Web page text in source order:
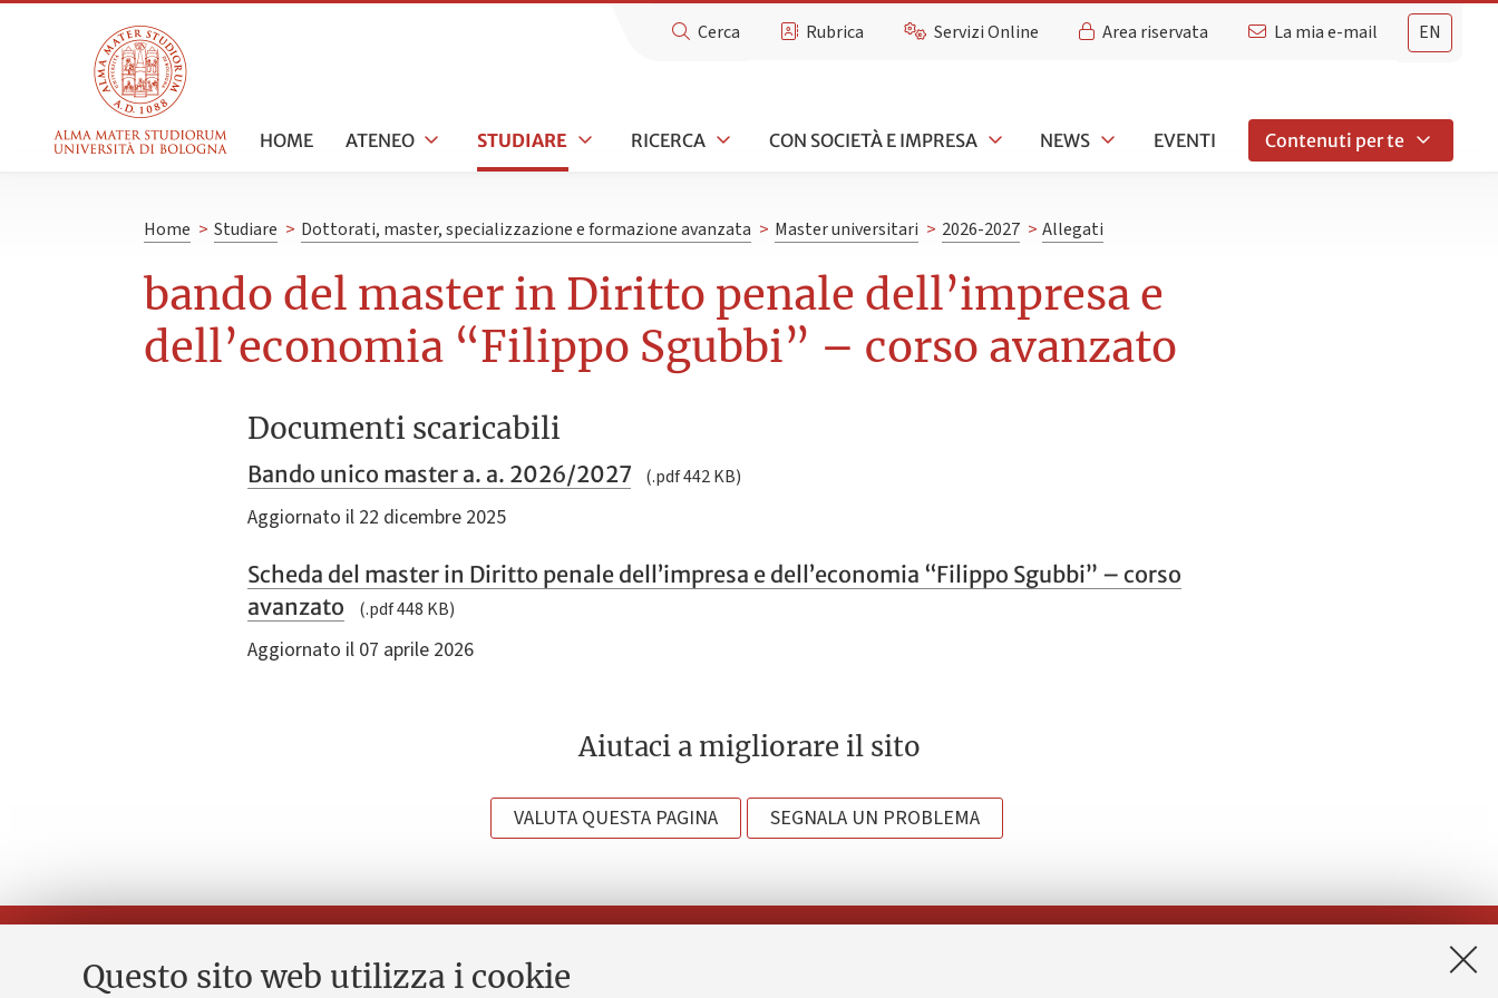
Questo sito web utilizza i cookie
EN
Cerca Rubrica Servizi Online Area riservata La mia e-mail
HOME ATENEO STUDIARE RICERCA CON SOCIETÀ E IMPRESA NEWS EVENTI Contenuti per te
Home > Studiare > Dottorati, master, specializzazione e formazione avanzata > Master universitari > 2026-2027 > Allegati
bando del master in Diritto penale dell’impresa e
dell’economia “Filippo Sgubbi” – corso avanzato
Documenti scaricabili
Bando unico master a. a. 2026/2027 (.pdf 442 KB)
Aggiornato il 22 dicembre 2025
Scheda del master in Diritto penale dell’impresa e dell’economia “Filippo Sgubbi” – corso
avanzato
(.pdf 448 KB)
Aggiornato il 07 aprile 2026
Aiutaci a migliorare il sito
VALUTA QUESTA PAGINA SEGNALA UN PROBLEMA